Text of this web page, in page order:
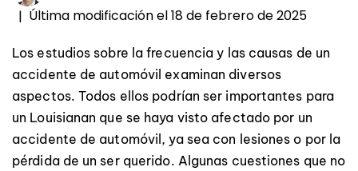
| Última modificación el 18 de febrero de 2025
Los estudios sobre la frecuencia y las causas de un
accidente de automóvil examinan diversos
aspectos. Todos ellos podrían ser importantes para
un Louisianan que se haya visto afectado por un
accidente de automóvil, ya sea con lesiones o por la
pérdida de un ser querido. Algunas cuestiones que no